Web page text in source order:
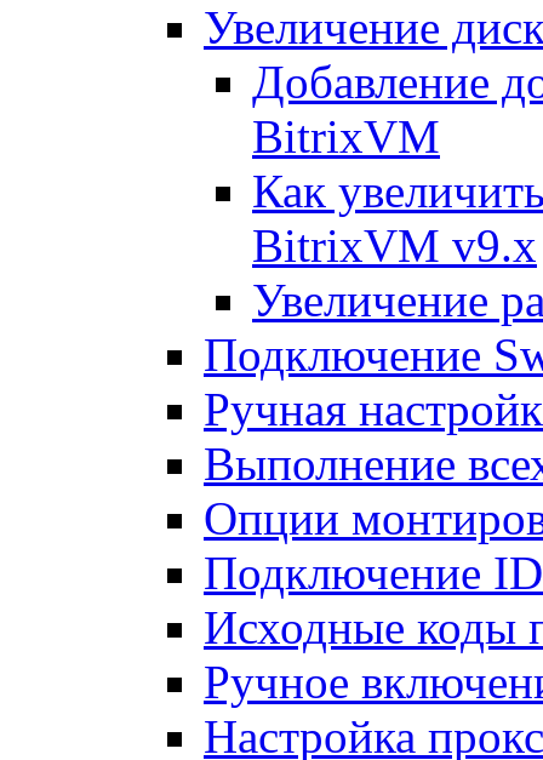
Увеличение
Добавление
BitrixVM
Как
BitrixVM v9.x
Увеличение
Подключение
Ручная
Выполнение
Опции
Подключение
Исходные коды
Ручное
Настройка